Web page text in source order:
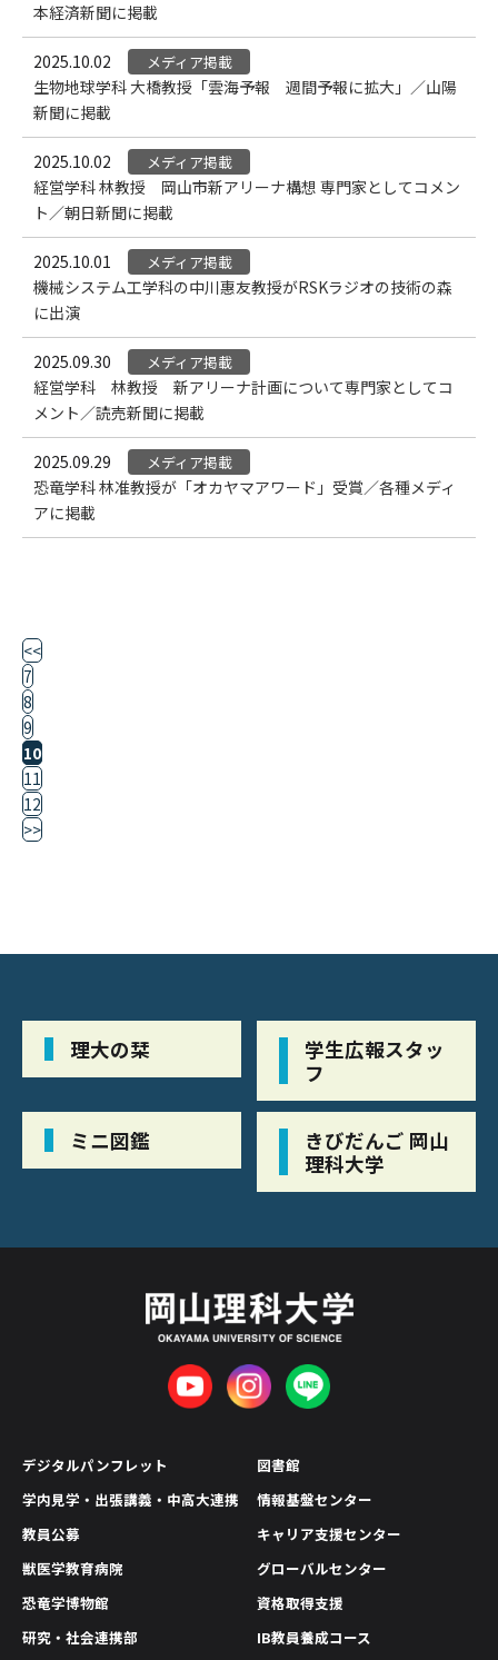
本経済新聞に掲載
2025.10.02 メディア掲載
生物地球学科 大橋教授「雲海予報 週間予報に拡大」／山陽
新聞に掲載
2025.10.02 メディア掲載
経営学科 林教授 岡山市新アリーナ構想 専門家としてコメン
ト／朝日新聞に掲載
2025.10.01 メディア掲載
機械システム工学科の中川惠友教授がRSKラジオの技術の森
に出演
2025.09.30 メディア掲載
経営学科 林教授 新アリーナ計画について専門家としてコ
メント／読売新聞に掲載
2025.09.29 メディア掲載
恐竜学科 林准教授が「オカヤマアワード」受賞／各種メディ
アに掲載
<<
7
8
9
10
11
12
>>
理大の栞
学生広報スタッ
フ
ミニ図鑑
きびだんご 岡山
理科大学
デジタルパンフレット
学内見学・出張講義・中高大連携
教員公募
獣医学教育病院
恐竜学博物館
研究・社会連携部
図書館
情報基盤センター
キャリア支援センター
グローバルセンター
資格取得支援
IB教員養成コース